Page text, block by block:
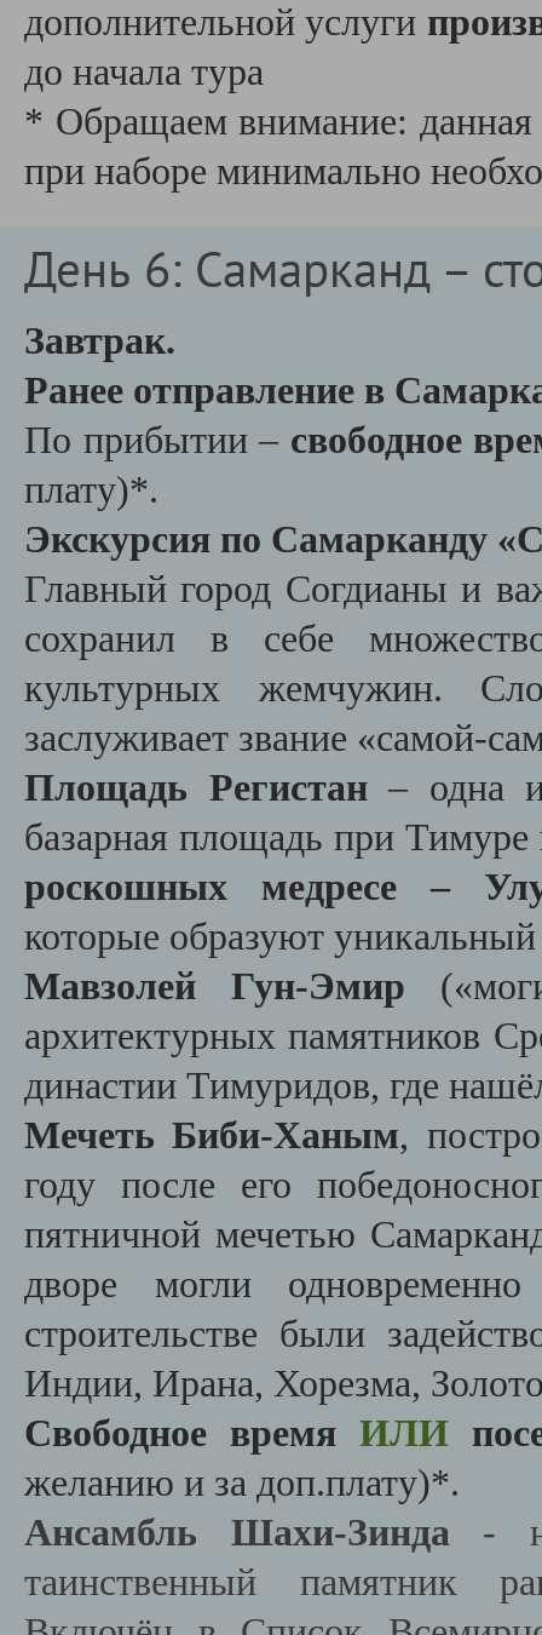
дополнительной услуги
до начала тура
* Обращаем внимание: данная
при наборе минимально
День 6: Самарканд –
Завтрак.
Ранее отправление в
По прибытии – свободное
плату)*.
Экскурсия по Самарканду
Главный город Согдианы и
сохранил в себе
культурных жемчужин.
заслуживает звание «самой-
Площадь Регистан– одна
базарная площадь при
роскошных медресе –
которые образуют
Мавзолей Гун-Эмир
архитектурных памятников
династии Тимуридов, где
Мечеть Биби-Ханым,
году после его
пятничной мечетью
дворе могли
строительстве были
Индии, Ирана, Хорезма,
Свободное время ИЛИ
желанию и за доп.плату)*.
Ансамбль Шахи-Зинда-
таинственный памятник